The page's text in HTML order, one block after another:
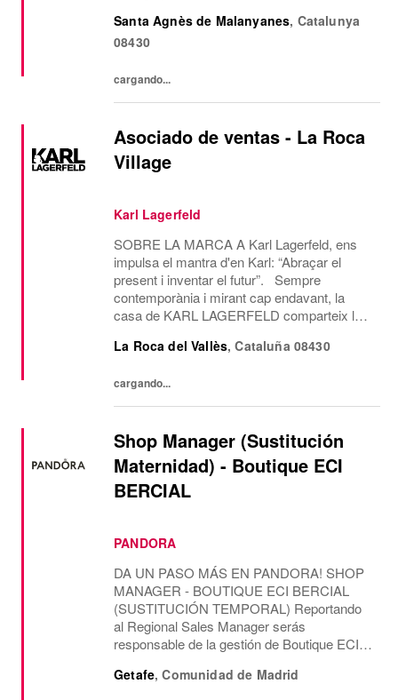
delivering exceptional client experiences....
Santa Agnès de Malanyanes, Catalunya
08430
cargando...
Asociado de ventas - La Roca
Village
Karl Lagerfeld
SOBRE LA MARCA A Karl Lagerfeld, ens
impulsa el mantra d'en Karl: “Abraçar el
present i inventar el futur”. Sempre
contemporània i mirant cap endavant, la
casa de KARL LAGERFELD comparteix la
icònic fundador, Karl Lagerfeld. Som l’única
La Roca del Vallès,Cataluña 08430
cargando...
Shop Manager (Sustitución
Maternidad) - Boutique ECI
BERCIAL
PANDORA
DA UN PASO MÁS EN PANDORA! SHOP
MANAGER - BOUTIQUE ECI BERCIAL
(SUSTITUCIÓN TEMPORAL) Reportando
al Regional Sales Manager serás
responsable de la gestión de Boutique ECI
gestión del equipo, con una misión
Getafe,Comunidad de Madrid